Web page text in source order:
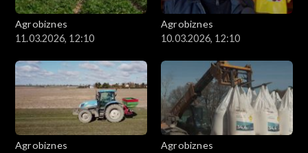
Agrobiznes
11.03.2026, 12:10
Agrobiznes
10.03.2026, 12:10
Agrobiznes
Agrobiznes